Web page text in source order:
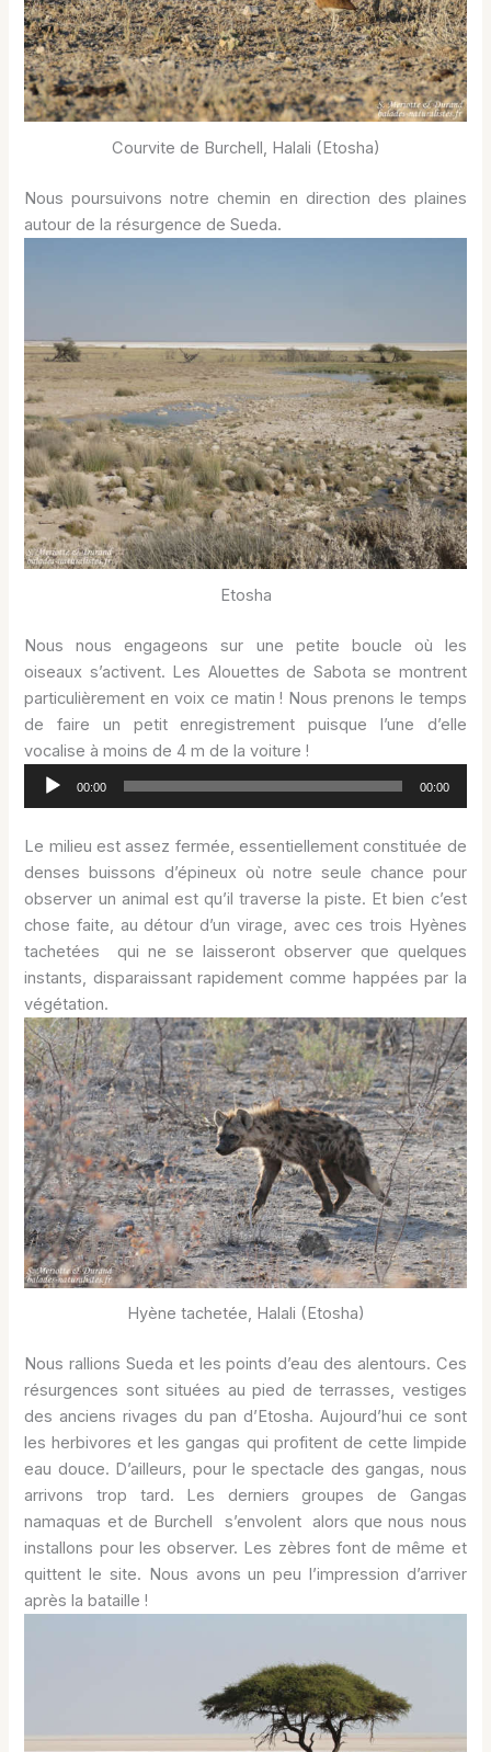
Courvite de Burchell, Halali (Etosha)
Nous poursuivons notre chemin en direction des plaines
autour de la résurgence de Sueda.
Etosha
Nous nous engageons sur une petite boucle où les
oiseaux s’activent. Les Alouettes de Sabota se montrent
particulièrement en voix ce matin ! Nous prenons le temps
de faire un petit enregistrement puisque l’une d’elle
vocalise à moins de 4 m de la voiture !
Lecteur
00:00 00:00
Le milieu est assez fermée, essentiellement constituée de
denses buissons d’épineux où notre seule chance pour
observer un animal est qu’il traverse la piste. Et bien c’est
chose faite, au détour d’un virage, avec ces trois Hyènes
tachetées qui ne se laisseront observer que quelques
instants, disparaissant rapidement comme happées par la
végétation.
Hyène tachetée, Halali (Etosha)
Nous rallions Sueda et les points d’eau des alentours. Ces
résurgences sont situées au pied de terrasses, vestiges
des anciens rivages du pan d’Etosha. Aujourd’hui ce sont
les herbivores et les gangas qui profitent de cette limpide
eau douce. D’ailleurs, pour le spectacle des gangas, nous
arrivons trop tard. Les derniers groupes de Gangas
namaquas et de Burchell s’envolent alors que nous nous
installons pour les observer. Les zèbres font de même et
quittent le site. Nous avons un peu l’impression d’arriver
après la bataille !